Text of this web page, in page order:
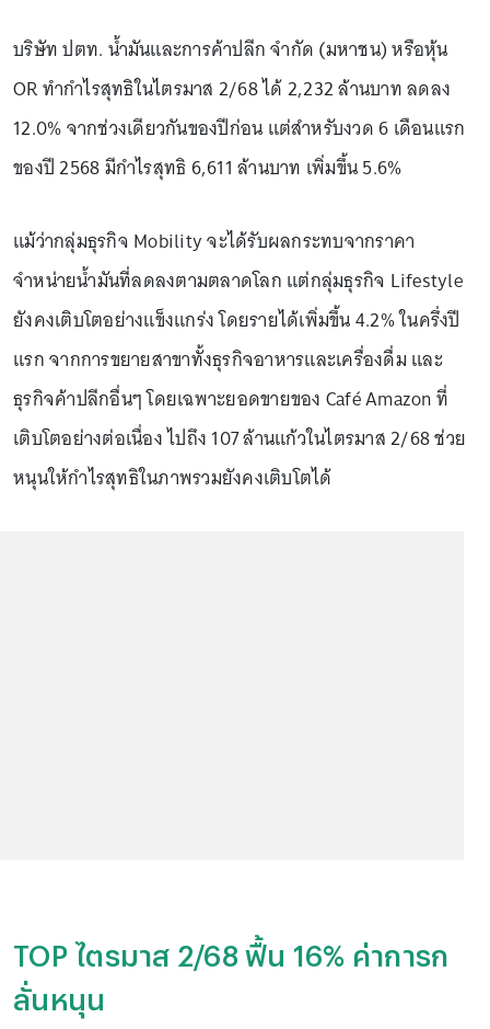
บริษัท ปตท. น้ำมันและการค้าปลีก จำกัด (มหาชน) หรือหุ้น
OR ทำกำไรสุทธิในไตรมาส 2/68 ได้ 2,232 ล้านบาท ลดลง
12.0% จากช่วงเดียวกันของปีก่อน แต่สำหรับงวด 6 เดือนแรก
ของปี 2568 มีกำไรสุทธิ 6,611 ล้านบาท เพิ่มขึ้น 5.6%
แม้ว่ากลุ่มธุรกิจ Mobility จะได้รับผลกระทบจากราคา
จำหน่ายน้ำมันที่ลดลงตามตลาดโลก แต่กลุ่มธุรกิจ Lifestyle
ยังคงเติบโตอย่างแข็งแกร่ง โดยรายได้เพิ่มขึ้น 4.2% ในครึ่งปี
แรก จากการขยายสาขาทั้งธุรกิจอาหารและเครื่องดื่ม และ
ธุรกิจค้าปลีกอื่นๆ โดยเฉพาะยอดขายของ Café Amazon ที่
เติบโตอย่างต่อเนื่อง ไปถึง 107 ล้านแก้วในไตรมาส 2/68 ช่วย
หนุนให้กำไรสุทธิในภาพรวมยังคงเติบโตได้
TOP ไตรมาส 2/68 ฟื้น 16% ค่าการก
ลั่นหนุน